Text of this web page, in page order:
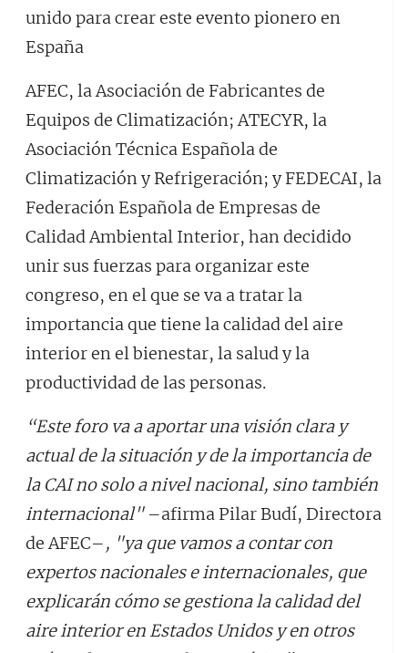
unido para crear este evento pionero en
España
AFEC, la Asociación de Fabricantes de
Equipos de Climatización; ATECYR, la
Asociación Técnica Española de
Climatización y Refrigeración; y FEDECAI, la
Federación Española de Empresas de
Calidad Ambiental Interior, han decidido
unir sus fuerzas para organizar este
congreso, en el que se va a tratar la
importancia que tiene la calidad del aire
interior en el bienestar, la salud y la
productividad de las personas.
“Este foro va a aportar una visión clara y
actual de la situación y de la importancia de
la CAI no solo a nivel nacional, sino también
internacional" –afirma Pilar Budí, Directora
de AFEC–, "ya que vamos a contar con
expertos nacionales e internacionales, que
explicarán cómo se gestiona la calidad del
aire interior en Estados Unidos y en otros